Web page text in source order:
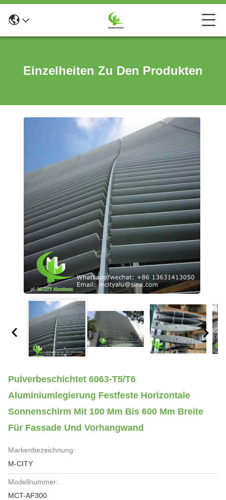
Einzelheiten Zu Den Produkten
Pulverbeschichtet 6063-T5/T6
Aluminiumlegierung Festfeste Horizontale
Sonnenschirm Mit 100 Mm Bis 600 Mm Breite
Für Fassade Und Vorhangwand
Markenbezeichnung:
M-CITY
Modellnummer:
MCT-AF300